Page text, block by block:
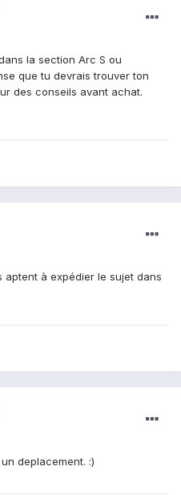
la section Arc S ou
que tu devrais trouver ton
des conseils avant achat.
à expédier le sujet dans
deplacement. :)